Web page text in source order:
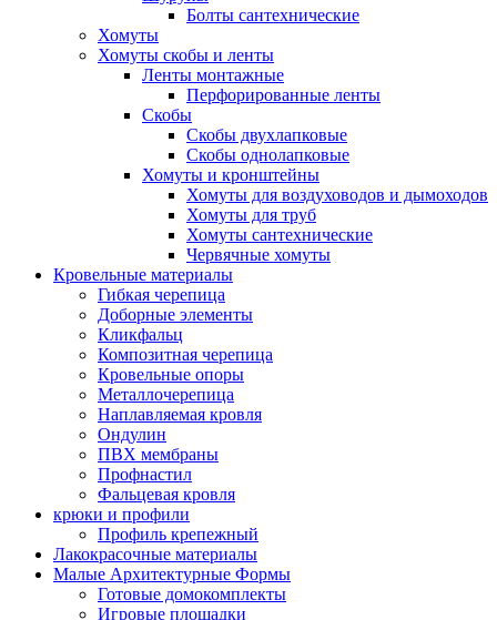
Болты сантехнические
Хомуты
Хомуты скобы и ленты
Ленты монтажные
Перфорированные ленты
Скобы
Скобы двухлапковые
Скобы однолапковые
Хомуты и кронштейны
Хомуты для воздуховодов и дымоходов
Хомуты для труб
Хомуты сантехнические
Червячные хомуты
Кровельные материалы
Гибкая черепица
Доборные элементы
Кликфальц
Композитная черепица
Кровельные опоры
Металлочерепица
Наплавляемая кровля
Ондулин
ПВХ мембраны
Профнастил
Фальцевая кровля
крюки и профили
Профиль крепежный
Лакокрасочные материалы
Малые Архитектурные Формы
Готовые домокомплекты
Игровые площадки